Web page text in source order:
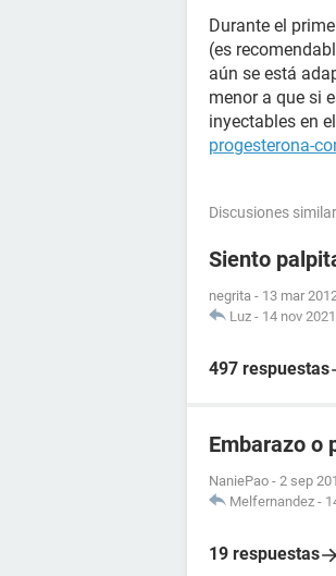
Durante el
(es
aún se está
menor a que si
inyectables en
progesterona-
Discusiones
Siento
negrita - 13 mar
Luz - 14 nov
497 respuestas
Embarazo o
NaniePao - 2 sep
Melfernandez -
19 respuestas